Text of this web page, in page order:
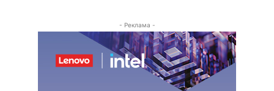
- Реклама -